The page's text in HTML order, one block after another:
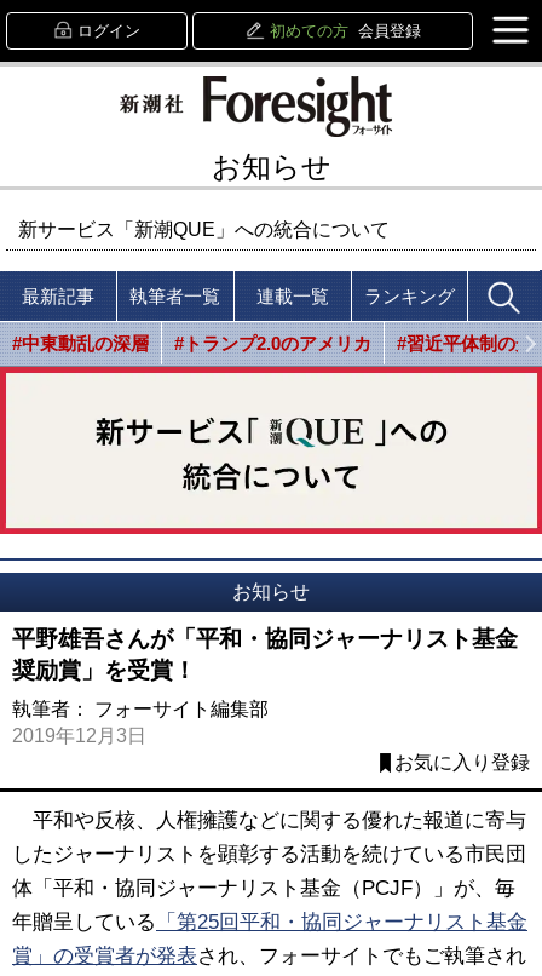
ログイン 初めての方 会員登録
お知らせ
新サービス「新潮QUE」への統合について
最新記事 執筆者一覧 連載一覧 ランキング
#中東動乱の深層 #トランプ2.0のアメリカ #習近平体制の光
お知らせ
平野雄吾さんが「平和・協同ジャーナリスト基金
奨励賞」を受賞！
執筆者： フォーサイト編集部
2019年12月3日
お気に入り登録
平和や反核、人権擁護などに関する優れた報道に寄与
したジャーナリストを顕彰する活動を続けている市民団
体「平和・協同ジャーナリスト基金（PCJF）」が、毎
年贈呈している
「第25回平和・協同ジャーナリスト基金
賞」の受賞者が発表され、フォーサイトでもご執筆され